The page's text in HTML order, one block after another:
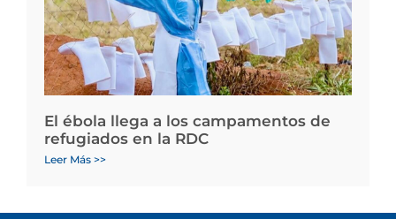
El ébola llega a los campamentos de
refugiados en la RDC
Leer Más >>